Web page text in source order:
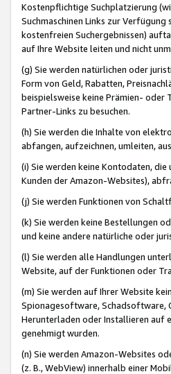
Kostenpflichtige Suchplatzierung
Suchmaschinen Links zur
kostenfreien Suchergebnissen)
auf Ihre Website leiten und nicht
(g) Sie werden natürlichen oder
Form von Geld, Rabatten,
beispielsweise keine Prämien- oder
Partner-Links zu besuchen.
(h) Sie werden die Inhalte von
abfangen, aufzeichnen, umleiten,
(i) Sie werden keine Kontodaten,
Kunden der Amazon-Websites),
(j) Sie werden Funktionen von
(k) Sie werden keine Bestellungen
und keine andere natürliche oder
(l) Sie werden alle Handlungen
Website, auf der Funktionen oder
(m) Sie werden auf Ihrer Website
Spionagesoftware, Schadsoftware,
Herunterladen oder Installieren auf
genehmigt wurden.
(n) Sie werden Amazon-Websites
(z. B., WebView) innerhalb einer